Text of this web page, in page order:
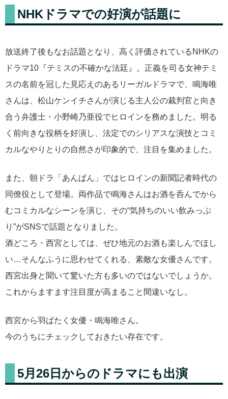
NHKドラマでの好演が話題に
放送終了後もなお話題となり、高く評価されているNHKの
ドラマ10『テミスの不確かな法廷』。正義を司る女神テミ
スの名前を冠した見応えのあるリーガルドラマで、鳴海唯
さんは、松山ケンイチさんが演じる主人公の裁判官と向き
合う弁護士・小野崎乃亜役でヒロインを務めました。明る
く前向きな役柄を好演し、法定でのシリアスな演技とコミ
カルなやりとりの自然さが印象的で、注目を集めました。
また、朝ドラ「あんぱん」ではヒロインの新聞記者時代の
同僚役として登場。両作品で鳴海さんはお酒を呑んでから
むコミカルなシーンを演じ、その“気持ちのいい飲みっぷ
り”がSNSで話題となりました。
酒どころ・西宮としては、ぜひ地元のお酒も楽しんでほし
い…そんなふうに思わせてくれる、素敵な女優さんです。
西宮出身と聞いて驚いた方も多いのではないでしょうか。
これからますます注目度が高まること間違いなし。
西宮から羽ばたく女優・鳴海唯さん。
今のうちにチェックしておきたい存在です。
5月26日からのドラマにも出演